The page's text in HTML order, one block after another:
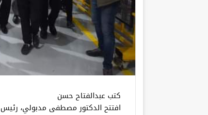
كتب عبدالفتاح حسن
افتتح الدكتور مصطفى مدبولي، رئيس